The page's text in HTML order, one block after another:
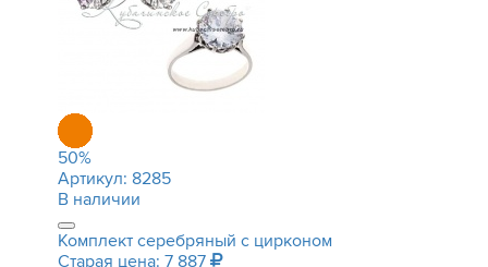
50%
Артикул: 8285
В наличии
Комплект серебряный с цирконом
Старая цена: 7 887